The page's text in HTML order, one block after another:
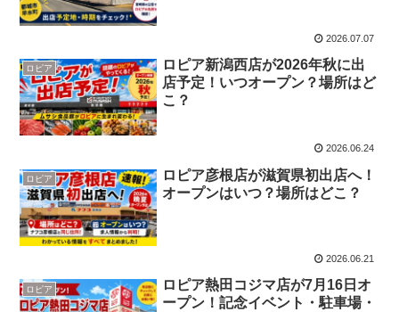
2026.07.07
ロピア
ロピア新潟西店が2026年秋に出
店予定！いつオープン？場所はど
こ？
2026.06.24
ロピア
ロピア彦根店が滋賀県初出店へ！
オープンはいつ？場所はどこ？
2026.06.21
ロピア
ロピア熱田コジマ店が7月16日オ
ープン！記念イベント・駐車場・